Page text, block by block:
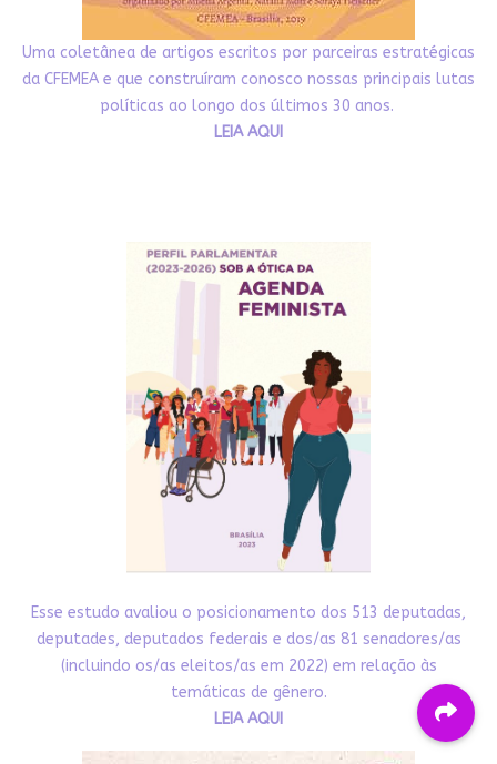
Uma coletânea de artigos escritos por parceiras estratégicas
da CFEMEA e que construíram conosco nossas principais lutas
políticas ao longo dos últimos 30 anos.
LEIA AQUI
Esse estudo avaliou o posicionamento dos 513 deputadas,
deputades, deputados federais e dos/as 81 senadores/as
(incluindo os/as eleitos/as em 2022) em relação às
temáticas de gênero.
LEIA AQUI